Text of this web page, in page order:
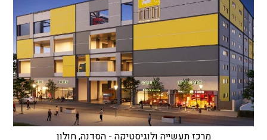
מרכז תעשייה ולוגיסטיקה - הסדנה, חולון